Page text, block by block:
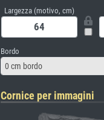
Largezza (motivo, cm)
Bordo
0 cm bordo
Cornice per immagini